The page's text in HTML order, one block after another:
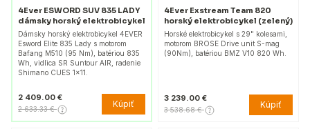
4Ever ESWORD SUV 835 LADY
dámsky horský elektrobicykel
Dámsky horský elektrobicykel 4EVER
Esword Elite 835 Lady s motorom
Bafang M510 (95 Nm), batériou 835
Wh, vidlica SR Suntour AIR, radenie
Shimano CUES 1×11.
2 409.00 €
2 633.33 € Kúpiť
4Ever Exstream Team 820
horský elektrobicykel (zelený)
Horské elektrobicykel s 29" kolesami,
motorom BROSE Drive unit S-mag
(90Nm), batériou BMZ V10 820 Wh.
3 239.00 €
3 538.68 € Kúpiť